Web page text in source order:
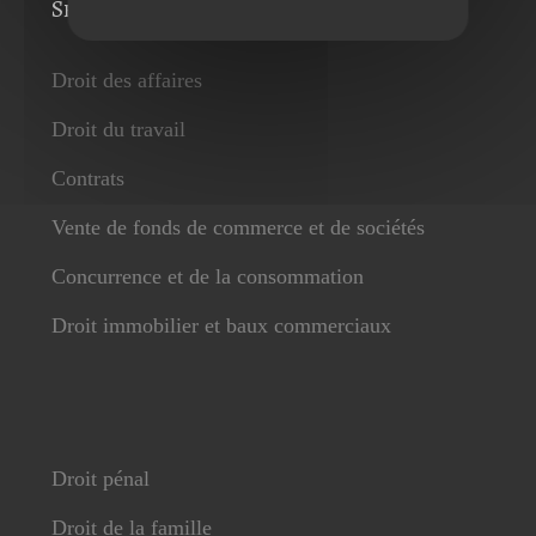
Services
Droit des affaires
Droit du travail
Contrats
Vente de fonds de commerce et de sociétés
Concurrence et de la consommation
Droit immobilier et baux commerciaux
Droit pénal
Droit de la famille